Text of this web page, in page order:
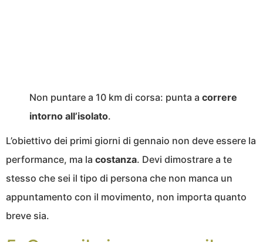
Non puntare a 10 km di corsa: punta a correre
intorno all’isolato.
L’obiettivo dei primi giorni di gennaio non deve essere la
performance, ma la costanza. Devi dimostrare a te
stesso che sei il tipo di persona che non manca un
appuntamento con il movimento, non importa quanto
breve sia.